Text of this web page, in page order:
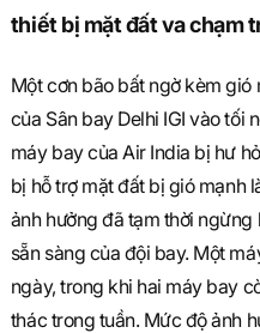
thiết bị mặt đất va chạm
Một cơn bão bất ngờ kèm
của Sân bay Delhi IGI vào tối
máy bay của Air India bị hư
bị hỗ trợ mặt đất bị gió mạnh
ảnh hưởng đã tạm thời
sẵn sàng của đội bay. Một
ngày, trong khi hai máy bay
thác trong tuần. Mức độ ảnh